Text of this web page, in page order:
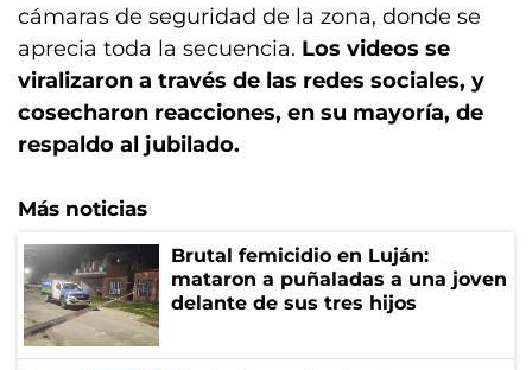
cámaras de seguridad de la zona, donde se
aprecia toda la secuencia. Los videos se
viralizaron a través de las redes sociales, y
cosecharon reacciones, en su mayoría, de
respaldo al jubilado.
Más noticias
Brutal femicidio en Luján:
mataron a puñaladas a una joven
delante de sus tres hijos